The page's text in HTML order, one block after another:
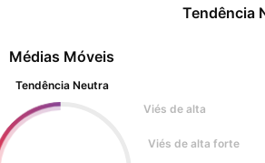
Tendência
Médias Móveis
Tendência Neutra
Viés de alta
Viés de alta forte